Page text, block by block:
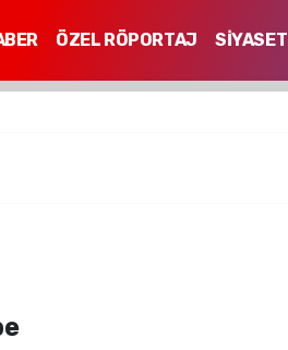
ÖZEL RÖPORTAJ SİYASET